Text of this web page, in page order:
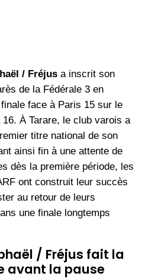
/ Fréjusa inscrit son
de la Fédérale 3 en
face à Paris 15 sur le
À Tarare, le club varois a
titre national de son
ainsi fin à une attente de
dès la première période, les
ont construit leur succès
au retour de leurs
une finale longtemps
/ Fréjus fait la
avant la pause